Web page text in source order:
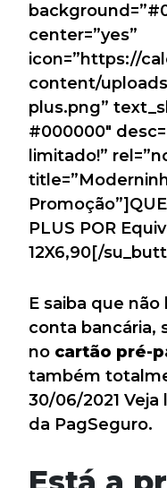
center=”yes”
icon=”https://
content/
plus.png”
#000000″
limitado!”
PLUS POR
12X6,90[/
E saiba que
conta bancária,
no cartão pré-
também
30/06/2021
da PagSeguro.